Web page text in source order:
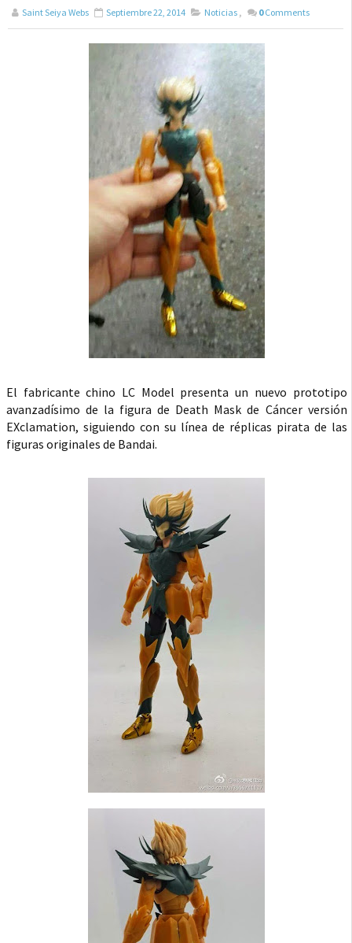
Saint Seiya Webs Septiembre 22, 2014 Noticias , 0 Comments
El fabricante chino LC Model presenta un nuevo prototipo
avanzadísimo de la figura de Death Mask de Cáncer versión
EXclamation, siguiendo con su línea de réplicas pirata de las
figuras originales de Bandai.